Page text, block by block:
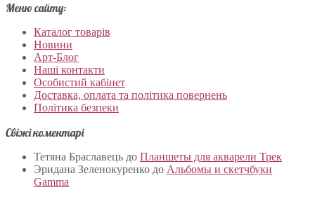
Меню сайту:
Каталог товарів
Новини
Арт-Блог
Наші контакти
Особистий кабінет
Доставка, оплата та політика повернень
Політика безпеки
Свіжі коментарі
Тетяна Браславець до Планшеты для акварели Трек
Эридана Зеленокуренко до Альбомы и скетчбуки
Gamma